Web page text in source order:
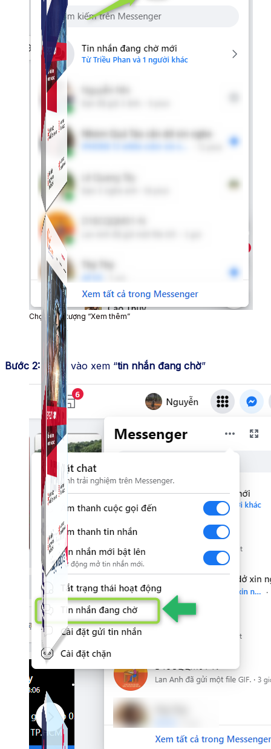
Simple Live
Phần mềm tạo kịch bản bình luận livestream Tiktok
Simple Replay
App ghi hình tự động quy trình đóng gói hàng hoá
Shopee, Lazada, Tiktokshop
Simple Instagram
Phần mềm gửi follow, nhắn tin, nuôi nick Instagram.
Simple Live
Phần mềm tạo kịch bản bình luận livestream Tiktok
Chọn biểu tượng “Xem thêm”
Bước 2: Chọn vào xem “tin nhắn đang chờ”